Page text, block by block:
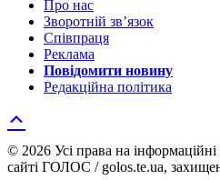
Про нас
Зворотній зв’язок
Співпраця
Реклама
Повідомити новину
Редакційна політика
© 2026 Усі права на інформаційні
сайті ГОЛОС / golos.te.ua,